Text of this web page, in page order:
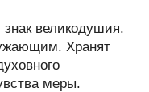
великодушия.
Хранят
меры.